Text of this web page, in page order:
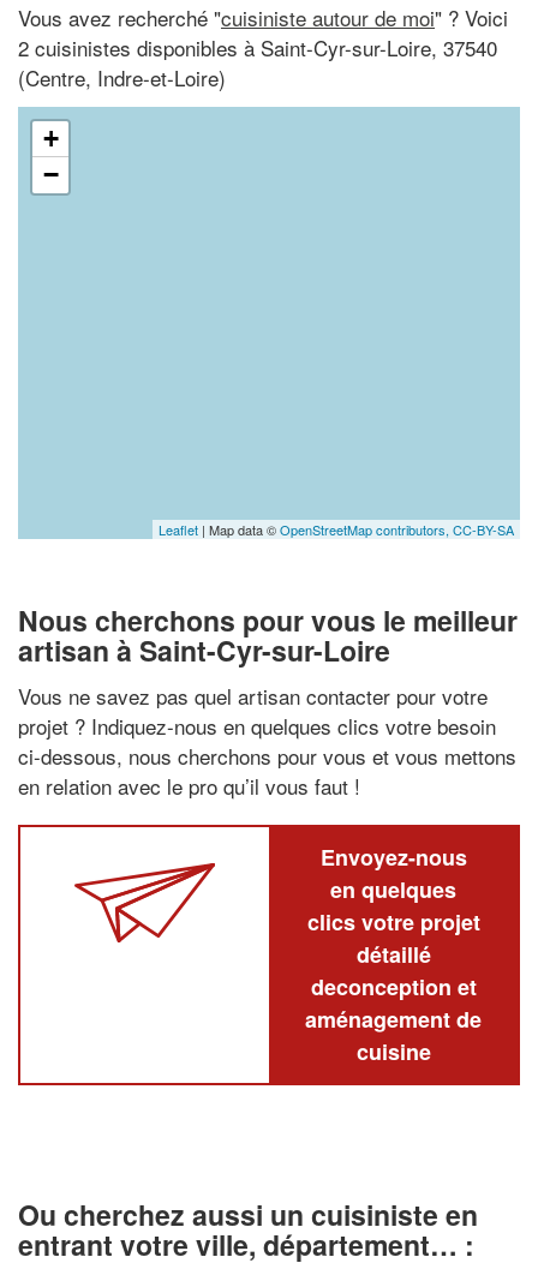
Vous avez recherché "cuisiniste autour de moi" ? Voici
2 cuisinistes disponibles à Saint-Cyr-sur-Loire, 37540
(Centre, Indre-et-Loire)
+
−
Leaflet | Map data ©OpenStreetMap contributors, CC-BY-SA
Nous cherchons pour vous le meilleur
artisan à Saint-Cyr-sur-Loire
Vous ne savez pas quel artisan contacter pour votre
projet ? Indiquez-nous en quelques clics votre besoin
ci-dessous, nous cherchons pour vous et vous mettons
en relation avec le pro qu’il vous faut !
Envoyez-nous
en quelques
clics votre projet
détaillé
deconception et
aménagement de
cuisine
Ou cherchez aussi un cuisiniste en
entrant votre ville, département… :